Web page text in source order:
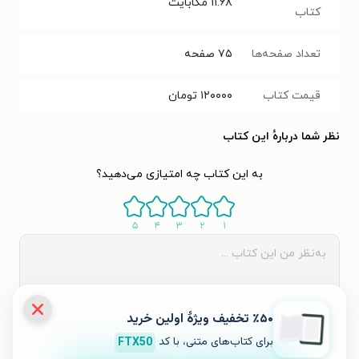
کتاب
تعداد صفحه‌ها ۷۵ صفحه
قیمت کتاب ۱۲۰۰۰۰ تومان
نظر شما دربارهٔ این کتاب
به این کتاب چه امتیازی می‌دهید؟
۱ ۲ ۳ ۴ ۵
٪۵۰ تخفیف ویژۀ اولین خرید
برای کتاب‌های متنی، با کد FTX50